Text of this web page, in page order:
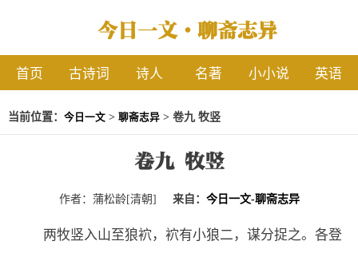
今日一文·聊斋志异
首页 古诗词 诗人 名著 小小说 英语
当前位置： 今日一文 > 聊斋志异 > 卷九 牧竖
卷九 牧竖
作者：蒲松龄[清朝] 来自： 今日一文-聊斋志异
两牧竖入山至狼袕，袕有小狼二，谋分捉之。各登